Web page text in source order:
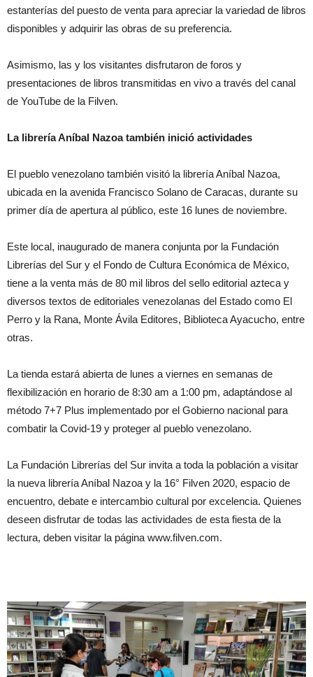
estanterías del puesto de venta para apreciar la variedad de libros
disponibles y adquirir las obras de su preferencia.
Asimismo, las y los visitantes disfrutaron de foros y
presentaciones de libros transmitidas en vivo a través del canal
de YouTube de la Filven.
La librería Aníbal Nazoa también inició actividades
El pueblo venezolano también visitó la librería Aníbal Nazoa,
ubicada en la avenida Francisco Solano de Caracas, durante su
primer día de apertura al público, este 16 lunes de noviembre.
Este local, inaugurado de manera conjunta por la Fundación
Librerías del Sur y el Fondo de Cultura Económica de México,
tiene a la venta más de 80 mil libros del sello editorial azteca y
diversos textos de editoriales venezolanas del Estado como El
Perro y la Rana, Monte Ávila Editores, Biblioteca Ayacucho, entre
otras.
La tienda estará abierta de lunes a viernes en semanas de
flexibilización en horario de 8:30 am a 1:00 pm, adaptándose al
método 7+7 Plus implementado por el Gobierno nacional para
combatir la Covid-19 y proteger al pueblo venezolano.
La Fundación Librerías del Sur invita a toda la población a visitar
la nueva librería Aníbal Nazoa y la 16° Filven 2020, espacio de
encuentro, debate e intercambio cultural por excelencia. Quienes
deseen disfrutar de todas las actividades de esta fiesta de la
lectura, deben visitar la página www.filven.com.